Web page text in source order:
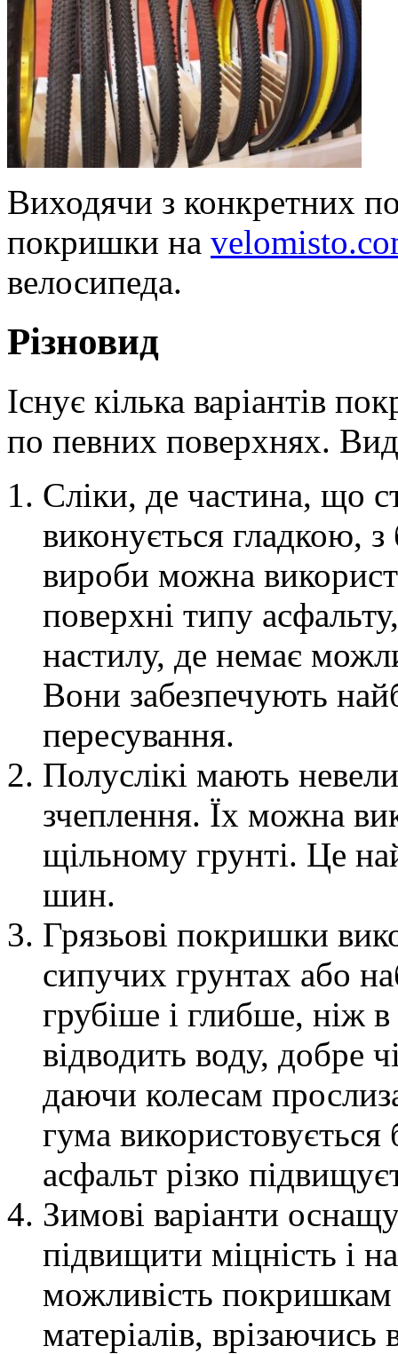
Виходячи з конкретних
покришки на
велосипеда.
Різновид
Існує кілька варіантів
по певних поверхнях.
Сліки, де частина, що
виконується гладкою, з
вироби можна
поверхні типу
настилу, де немає
Вони забезпечують
пересування.
Полуслікі мають
зчеплення. Їх можна
щільному грунті. Це
шин.
Грязьові покришки
сипучих грунтах або
грубіше і глибше, ніж
відводить воду, добре
даючи колесам
гума
асфальт різко
Зимові варіанти
підвищити міцність і
можливість
матеріалів, врізаючись